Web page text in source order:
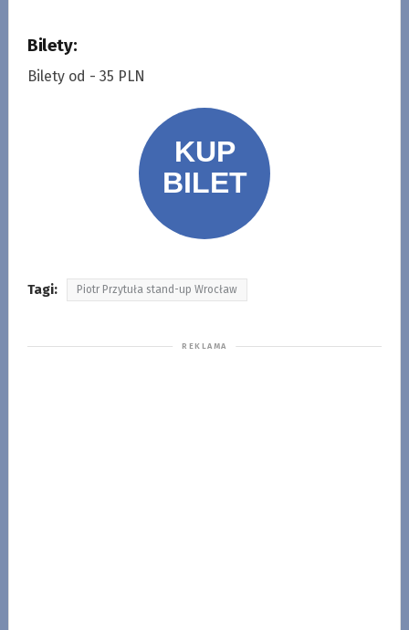
Bilety:
Bilety od - 35 PLN
Tagi: Piotr Przytuła stand-up Wrocław